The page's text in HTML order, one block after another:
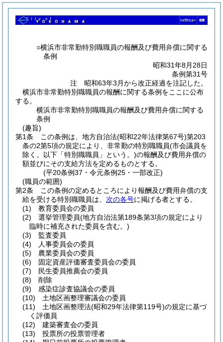
○横浜市非常勤特別職職員の報酬及び費用弁償に関する
条例
昭和31年8月28日
条例第31号
注 昭和63年3月から改正経過を注記した。
横浜市非常勤特別職職員の報酬に関する条例をここに公布
する。
横浜市非常勤特別職職員の報酬及び費用弁償に関する
条例
(趣旨)
第1条
この条例は、地方自治法(昭和22年法律第67号)第203
条の2第5項の規定により、非常勤の特別職職員(市会議員を
除く。以下「特別職職員」という。)の報酬及び費用弁償の
額並びにその支給方法を定めるものとする。
(平20条例37・令元条例25・一部改正)
(職員の範囲)
第2条
この条例の定めるところにより報酬及び費用弁償の支
給を受ける特別職職員は、 次の各号に掲げる者とする。
(1)
教育委員会の委員
(2)
選挙管理委員(地方自治法第189条第3項の規定により
臨時に補充された委員を含む。)
(3)
監査委員
(4)
人事委員会の委員
(5)
農業委員会の委員
(6)
固定資産評価審査委員会の委員
(7)
民生委員推薦会の委員
(8)
削除
(9)
感染症診査協議会の委員
(10)
土地区画整理審議会の委員
(11)
土地区画整理法(昭和29年法律第119号)の規定に基づ
く評価員
(12)
建築審査会の委員
(13)
投票所の投票管理者